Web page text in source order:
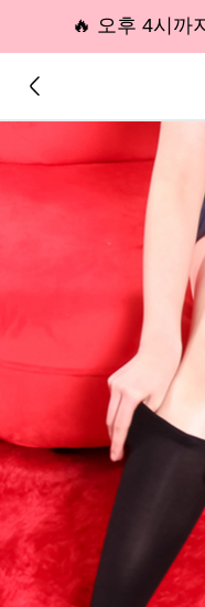
🔥 오후 4시까